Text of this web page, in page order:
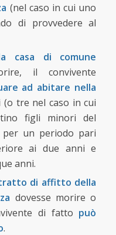
(nel caso in cui uno
di provvedere al
casa di comune
il convivente
ad abitare nella
(o tre nel caso in cui
figli minori del
per un periodo pari
ai due anni e
anni.
di affitto della
dovesse morire o
di fatto può
.